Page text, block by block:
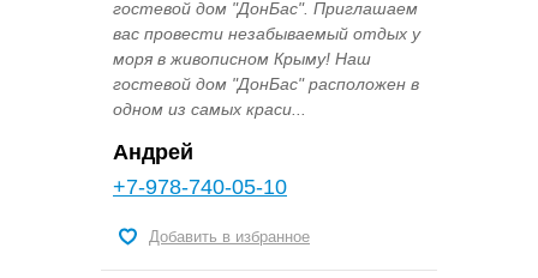
гостевой дом "ДонБас". Приглашаем
вас провести незабываемый отдых у
моря в живописном Крыму! Наш
гостевой дом "ДонБас" расположен в
одном из самых краси...
Андрей
+7-978-740-05-10
Добавить в избранное